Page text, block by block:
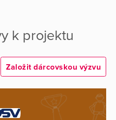
k projektu
Založit dárcovskou výzvu